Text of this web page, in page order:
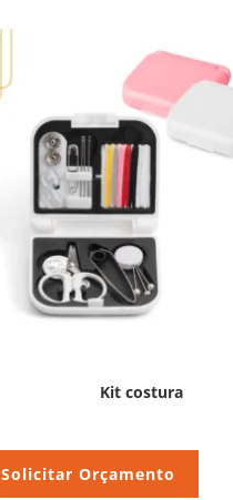
Kit costura
Solicitar Orçamento